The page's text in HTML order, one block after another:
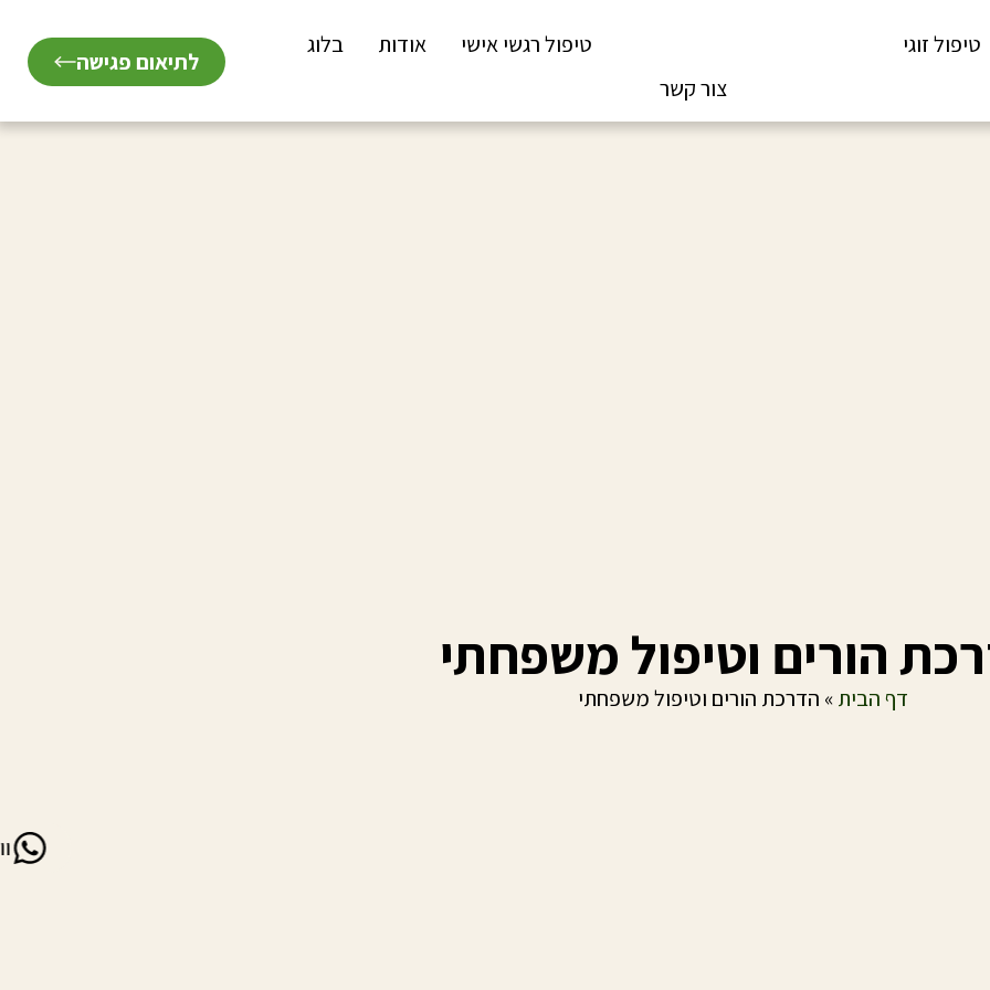
לתיאום פגישה
טיפול זוגי טיפול רגשי אישי אודות
בלוג
צור קשר
הורים וטיפול משפחתי
דף הבית» הדרכת הורים וטיפול משפחתי